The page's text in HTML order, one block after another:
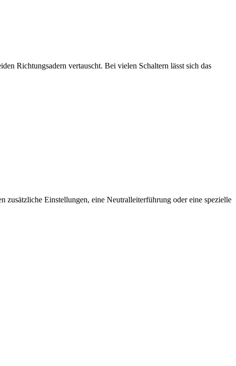
Richtungsadern vertauscht. Bei vielen Schaltern lässt sich das
zusätzliche Einstellungen, eine Neutralleiterführung oder eine spezielle